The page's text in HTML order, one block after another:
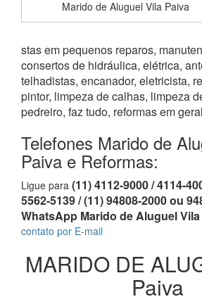
Marido de Aluguel Vila Paiva
stas em pequenos reparos,
consertos de hidráulica, elétrica,
telhadistas, encanador, eletricista,
pintor, limpeza de calhas, limpeza
pedreiro, faz tudo, reformas em
Telefones Marido de
Paiva e Reformas:
Ligue para (11) 4112-9000 / 4114-
5562-5139 / (11) 94808-2000 ou
WhatsApp Marido de Aluguel
contato por E-mail
MARIDO DE
Paiva